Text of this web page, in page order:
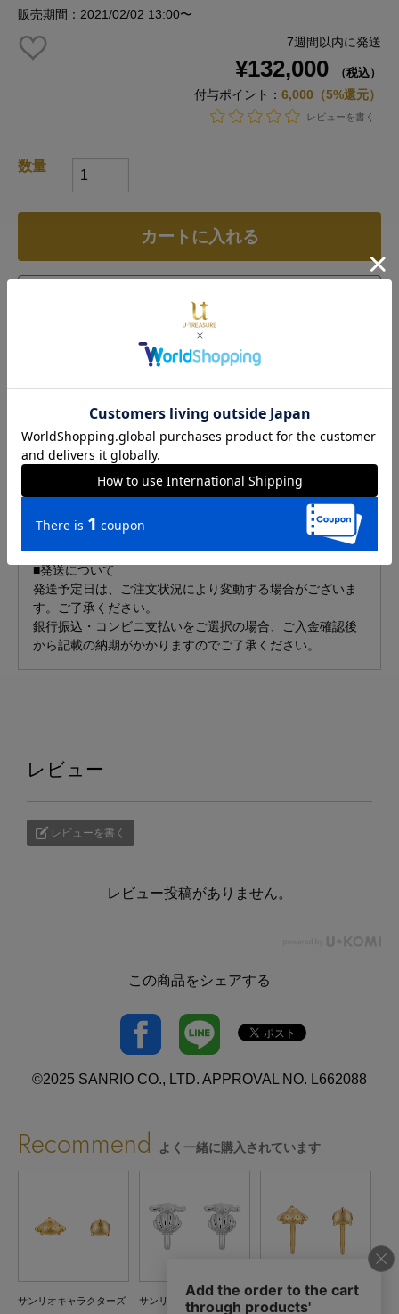
販売期間：2021/02/02 13:00〜
7週間以内に発送
¥132,000 （税込）
付与ポイント： 6,000（5%還元）
レビューを書く
数量
カートに入れる
店舗で探す
お支払い方法について
商品説明 仕様
無防備に寝転がる“ポムポムプリン”モチーフが可愛いピア
ス。チャームポイントのお尻もキュートなデザインです。
耳元にいる“ポムポムプリン”を見たら
■発送について
発送予定日は、ご注文状況により変動する場合がございま
す。ご了承ください。
銀行振込・コンビニ支払いをご選択の場合、ご入金確認後
から記載の納期がかかりますのでご了承ください。
レビュー
レビューを書く
レビュー投稿がありません。
この商品をシェアする
©2025 SANRIO CO., LTD. APPROVAL NO. L662088
Recommend よく一緒に購入されています
サンリオキャラクターズ サンリオキャラクターズ サンリオキャラクターズ